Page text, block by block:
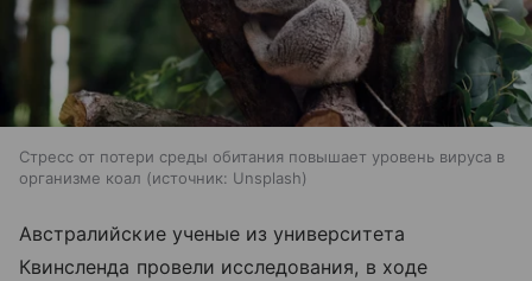
Стресс от потери среды обитания повышает уровень вируса в
организме коал
источник: Unsplash
Австралийские ученые из университета
Квинсленда провели исследования, в ходе